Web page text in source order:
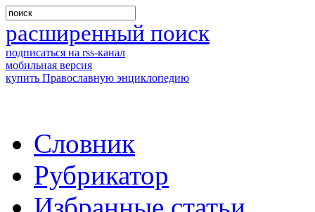
расширенный поиск
подписаться на rss-канал
мобильная версия
купить Православную энциклопедию
Словник
Рубрикатор